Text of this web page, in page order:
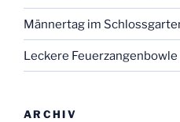
Männertag im
Leckere
ARCHIV